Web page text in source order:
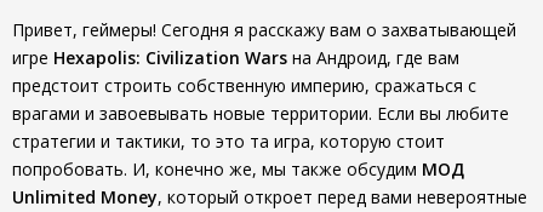
Привет, геймеры! Сегодня я расскажу вам о захватывающей
игре Hexapolis: Civilization Wars на Андроид, где вам
предстоит строить собственную империю, сражаться с
врагами и завоевывать новые территории. Если вы любите
стратегии и тактики, то это та игра, которую стоит
попробовать. И, конечно же, мы также обсудим МОД
Unlimited Money, который откроет перед вами невероятные